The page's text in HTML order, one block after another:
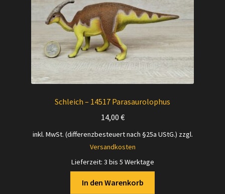
Schleich – 14517 Parasaurolophus
14,00 €
inkl. MwSt. (differenzbesteuert nach §25a UStG.) zzgl.
Versandkosten
Lieferzeit: 3 bis 5 Werktage
In den Warenkorb